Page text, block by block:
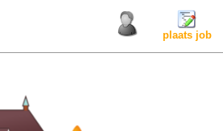
plaats job